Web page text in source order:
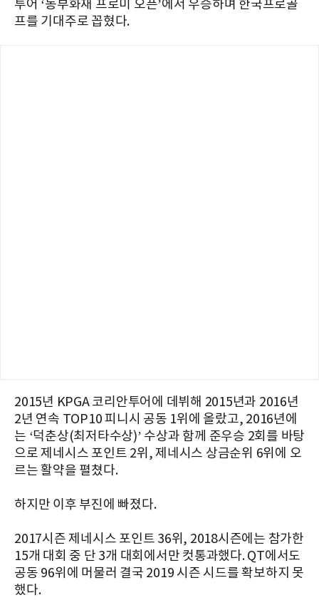
투어 ‘동부화재 프로미 오픈’에서 우승하며 한국프로골
프를 기대주로 꼽혔다.
2015년 KPGA코리안투어에 데뷔해 2015년과 2016년
2년 연속 TOP10피니시 공동 1위에 올랐고, 2016년에
는 ‘덕춘상(최저타수상)’ 수상과 함께 준우승 2회를 바탕
으로 제네시스 포인트 2위 ,제네시스 상금순위 6위에 오
르는 활약을 펼쳤다.
하지만 이후 부진에 빠졌다.
2017시즌 제네시스 포인트 36위, 2018시즌에는 참가한
15개 대회 중 단 3개 대회에서만 컷통과했다. QT에서도
공동 96위에 머물러 결국 2019시즌 시드를 확보하지 못
했다.